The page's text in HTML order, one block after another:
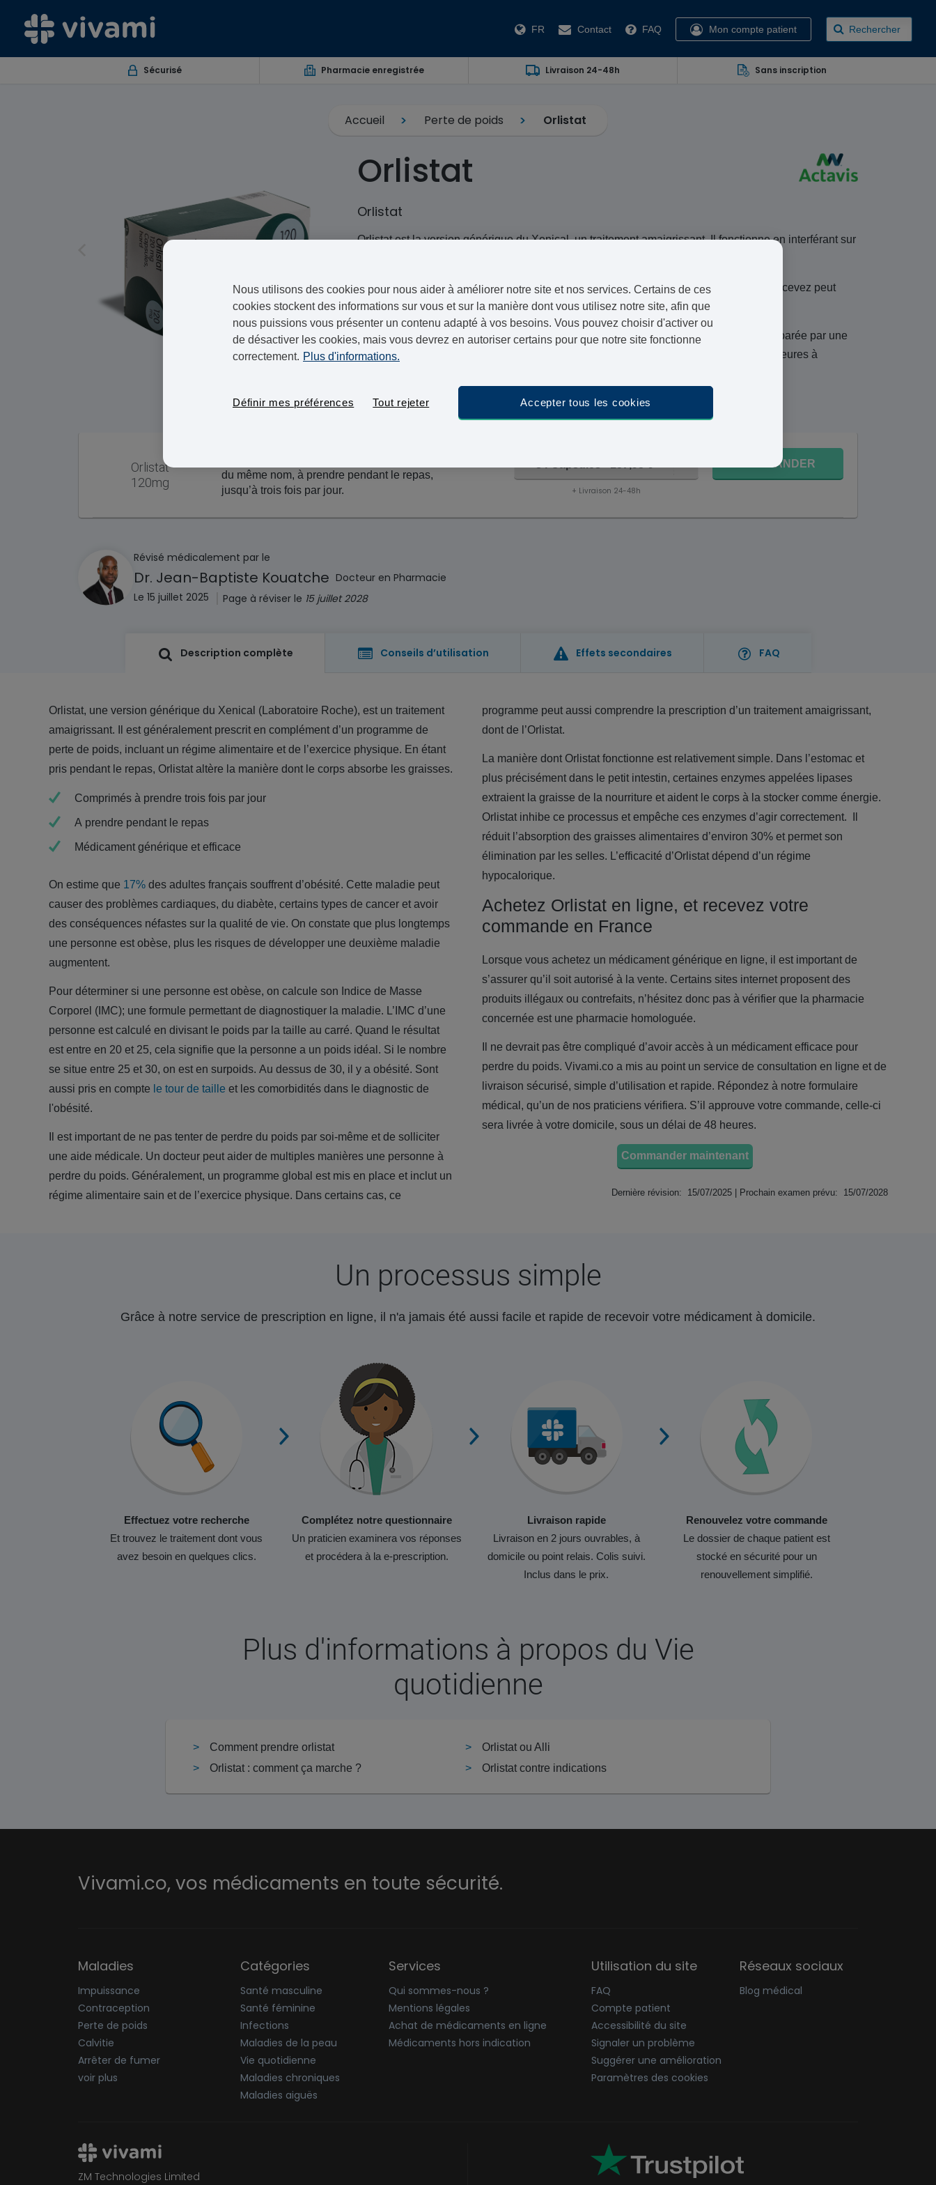
FR Contact FAQ Mon compte patient Rechercher
Sécurisé Pharmacie enregistrée Livraison 24-48h Sans inscription
Accueil Perte de poids Orlistat
Orlistat
Orlistat
Orlistat est la version générique du Xenical, un traitement amaigrissant. Il fonctionne en interférant sur
IMPORTANT: Ce traitement est un générique et la marque du médicament que vous recevez peut
différer des photographies.
Chaque commande passée sur Vivami.co est contrôlée par un praticien qualifié et préparée par une
pharmacie de confiance. Une fois votre commande approuvée, elle sera livrée en 48 heures à
Commandez maintenant, livraison le mercredi 12 août
Orlistat
120mg
du même nom, à prendre pendant le repas,
jusqu’à trois fois par jour.
+ Livraison 24-48h
COMMANDER
Révisé médicalement par le
Dr. Jean-Baptiste Kouatche Docteur en Pharmacie
Le 15 juillet 2025
Page à réviser le 15 juillet 2028
Description complète Conseils d’utilisation Effets secondaires FAQ
Orlistat, une version générique du Xenical (Laboratoire Roche), est un traitement
amaigrissant. Il est généralement prescrit en complément d’un programme de
perte de poids, incluant un régime alimentaire et de l’exercice physique. En étant
pris pendant le repas, Orlistat altère la manière dont le corps absorbe les graisses.
Comprimés à prendre trois fois par jour
A prendre pendant le repas
Médicament générique et efficace
On estime que 17% des adultes français souffrent d’obésité. Cette maladie peut
causer des problèmes cardiaques, du diabète, certains types de cancer et avoir
des conséquences néfastes sur la qualité de vie. On constate que plus longtemps
une personne est obèse, plus les risques de développer une deuxième maladie
augmentent.
Pour déterminer si une personne est obèse, on calcule son Indice de Masse
Corporel (IMC); une formule permettant de diagnostiquer la maladie. L’IMC d’une
personne est calculé en divisant le poids par la taille au carré. Quand le résultat
est entre en 20 et 25, cela signifie que la personne a un poids idéal. Si le nombre
se situe entre 25 et 30, on est en surpoids. Au dessus de 30, il y a obésité. Sont
aussi pris en compte le tour de taille et les comorbidités dans le diagnostic de
l'obésité.
Il est important de ne pas tenter de perdre du poids par soi-même et de solliciter
une aide médicale. Un docteur peut aider de multiples manières une personne à
perdre du poids. Généralement, un programme global est mis en place et inclut un
régime alimentaire sain et de l’exercice physique. Dans certains cas, ce
programme peut aussi comprendre la prescription d’un traitement amaigrissant,
dont de l’Orlistat.
La manière dont Orlistat fonctionne est relativement simple. Dans l’estomac et
plus précisément dans le petit intestin, certaines enzymes appelées lipases
extraient la graisse de la nourriture et aident le corps à la stocker comme énergie.
Orlistat inhibe ce processus et empêche ces enzymes d’agir correctement.
réduit l’absorption des graisses alimentaires d’environ 30% et permet son
élimination par les selles. L’efficacité d’Orlistat dépend d’un régime
hypocalorique.
Achetez Orlistat en ligne, et recevez votre
commande en France
Lorsque vous achetez un médicament générique en ligne, il est important de
s’assurer qu’il soit autorisé à la vente. Certains sites internet proposent des
produits illégaux ou contrefaits, n’hésitez donc pas à vérifier que la pharmacie
concernée est une pharmacie homologuée.
Il ne devrait pas être compliqué d’avoir accès à un médicament efficace pour
perdre du poids. Vivami.co a mis au point un service de consultation en ligne et de
livraison sécurisé, simple d’utilisation et rapide. Répondez à notre formulaire
médical, qu’un de nos praticiens vérifiera. S’il approuve votre commande, celle-ci
sera livrée à votre domicile, sous un délai de 48 heures.
Commander maintenant
Dernière révision: 15/07/2025 | Prochain examen prévu: 15/07/2028
Un processus simple
Grâce à notre service de prescription en ligne, il n'a jamais été aussi facile et rapide de recevoir votre médicament à domicile.
Effectuez votre recherche
Et trouvez le traitement dont vous
avez besoin en quelques clics.
Complétez notre questionnaire
Un praticien examinera vos réponses
et procédera à la e-prescription.
Livraison rapide
Livraison en 2 jours ouvrables, à
domicile ou point relais. Colis suivi.
Inclus dans le prix.
Renouvelez votre commande
Le dossier de chaque patient est
stocké en sécurité pour un
renouvellement simplifié.
Plus d'informations à propos du Vie
quotidienne
Comment prendre orlistat
Orlistat ou Alli
Orlistat : comment ça marche ?
Orlistat contre indications
Vivami.co,vos médicaments en toute sécurité.
Maladies
Impuissance
Contraception
Perte de poids
Calvitie
Arrêter de fumer
voir plus
Catégories
Santé masculine
Santé féminine
Infections
Maladies de la peau
Vie quotidienne
Maladies chroniques
Maladies aiguës
Services
Qui sommes-nous ?
Mentions légales
Achat de médicaments en ligne
Médicaments hors indication
Utilisation du site
FAQ
Compte patient
Accessibilité du site
Signaler un problème
Suggérer une amélioration
Paramètres des cookies
Réseaux sociaux
Blog médical
ZM Technologies Limited
Nous utilisons des cookies pour nous aider à améliorer notre site et nos services. Certains de ces
cookies stockent des informations sur vous et sur la manière dont vous utilisez notre site, afin que
nous puissions vous présenter un contenu adapté à vos besoins. Vous pouvez choisir d'activer ou
de désactiver les cookies, mais vous devrez en autoriser certains pour que notre site fonctionne
correctement. Plus d'informations.
Définir mes préférences Tout rejeter Accepter tous les cookies